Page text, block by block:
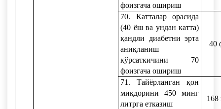
фоизгача ошириш
70. Катталар орасида
(40 ёш ва ундан катта)
қандли диабетни эрта
аниқланиш
кўрсаткичини 70
фоизгача ошириш
40
71. Тайёрланган қон
миқдорини 450 минг
литрга етказиш
168